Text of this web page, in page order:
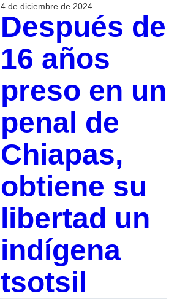
4 de diciembre de 2024
Después de
16 años
preso en un
penal de
Chiapas,
obtiene su
libertad un
indígena
tsotsil